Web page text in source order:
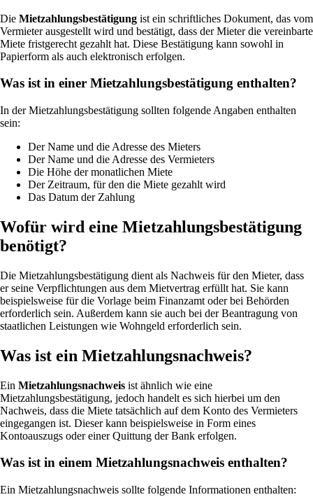
Die Mietzahlungsbestätigung ist ein schriftliches Dokument, das vom
Vermieter ausgestellt wird und bestätigt, dass der Mieter die vereinbarte
Miete fristgerecht gezahlt hat. Diese Bestätigung kann sowohl in
Papierform als auch elektronisch erfolgen.
Was ist in einer Mietzahlungsbestätigung enthalten?
In der Mietzahlungsbestätigung sollten folgende Angaben enthalten
sein:
Der Name und die Adresse des Mieters
Der Name und die Adresse des Vermieters
Die Höhe der monatlichen Miete
Der Zeitraum, für den die Miete gezahlt wird
Das Datum der Zahlung
Wofür wird eine Mietzahlungsbestätigung
benötigt?
Die Mietzahlungsbestätigung dient als Nachweis für den Mieter, dass
er seine Verpflichtungen aus dem Mietvertrag erfüllt hat. Sie kann
beispielsweise für die Vorlage beim Finanzamt oder bei Behörden
erforderlich sein. Außerdem kann sie auch bei der Beantragung von
staatlichen Leistungen wie Wohngeld erforderlich sein.
Was ist ein Mietzahlungsnachweis?
Ein Mietzahlungsnachweis ist ähnlich wie eine
Mietzahlungsbestätigung, jedoch handelt es sich hierbei um den
Nachweis, dass die Miete tatsächlich auf dem Konto des Vermieters
eingegangen ist. Dieser kann beispielsweise in Form eines
Kontoauszugs oder einer Quittung der Bank erfolgen.
Was ist in einem Mietzahlungsnachweis enthalten?
Ein Mietzahlungsnachweis sollte folgende Informationen enthalten: